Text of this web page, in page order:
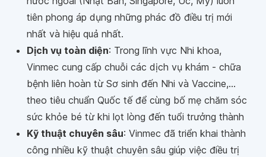
tiên phong áp dụng những phác đồ điều trị mới
nhất và hiệu quả nhất.
Dịch vụ toàn diện: Trong lĩnh vực Nhi khoa,
Vinmec cung cấp chuỗi các dịch vụ khám - chữa
bệnh liên hoàn từ Sơ sinh đến Nhi và Vaccine,...
theo tiêu chuẩn Quốc tế để cùng bố mẹ chăm sóc
sức khỏe bé từ khi lọt lòng đến tuổi trưởng thành
Kỹ thuật chuyên sâu: Vinmec đã triển khai thành
công nhiều kỹ thuật chuyên sâu giúp việc điều trị